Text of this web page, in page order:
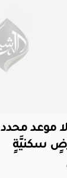
موعد
سكنيَّةٍ